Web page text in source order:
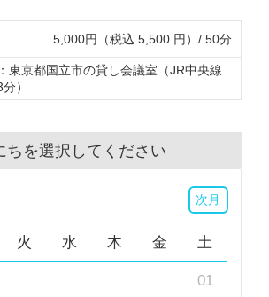
5,000円（税込 5,500 円）/ 50分
東京都国立市の貸し会議室（JR中央線
）
ちを選択してください
次月
火 水 木 金 土
01